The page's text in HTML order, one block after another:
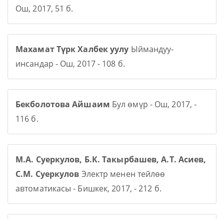
Ош, 2017, 51 б.
Махамат Түрк Халбек уулу Ыймандуу-
инсандар - Ош, 2017 - 108 б.
Бекболотова Айшаим Бул өмүр - Ош, 2017, -
116 б.
М.А. Суеркулов, Б.К. Такырбашев, А.Т. Асиев,
С.М. Суеркулов Электр менен тейлөө
автоматикасы - Бишкек, 2017, - 212 б.